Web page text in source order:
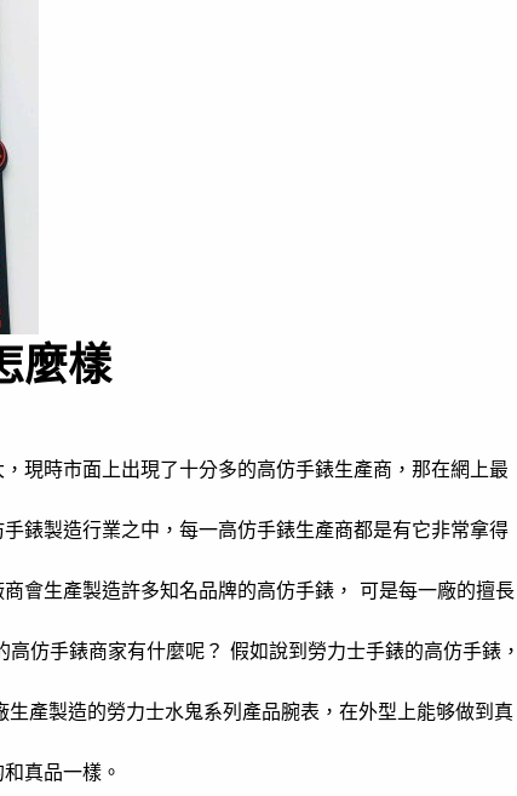
麼樣
現時市面上出現了十分多的高仿手錶生產商，那在網上最
錶製造行業之中，每一高仿手錶生產商都是有它非常拿得
會生產製造許多知名品牌的高仿手錶， 可是每一廠的擅長
仿手錶商家有什麼呢？ 假如說到勞力士手錶的高仿手錶，
產製造的勞力士水鬼系列產品腕表，在外型上能够做到真
真品一樣。